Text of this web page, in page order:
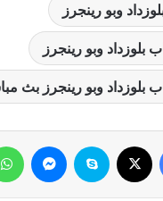
وبو رينجرز
وبو رينجرز
بلوزداد وبو رينجرز بث
فيسبوك سكايب